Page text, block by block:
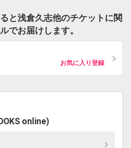
と浅倉久志他のチケットに関
でお届けします。
お気に入り登録
online)